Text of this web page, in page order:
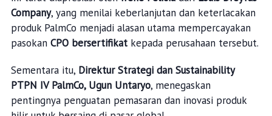
Company, yang menilai keberlanjutan dan keterlacakan
produk PalmCo menjadi alasan utama mempercayakan
pasokan CPO bersertifikatkepada perusahaan tersebut.
Sementara itu, Direktur Strategi dan Sustainability
PTPN IV PalmCo, Ugun Untaryo, menegaskan
pentingnya penguatan pemasaran dan inovasi produk